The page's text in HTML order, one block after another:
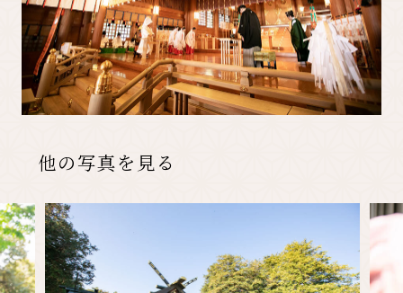
他の写真を見る